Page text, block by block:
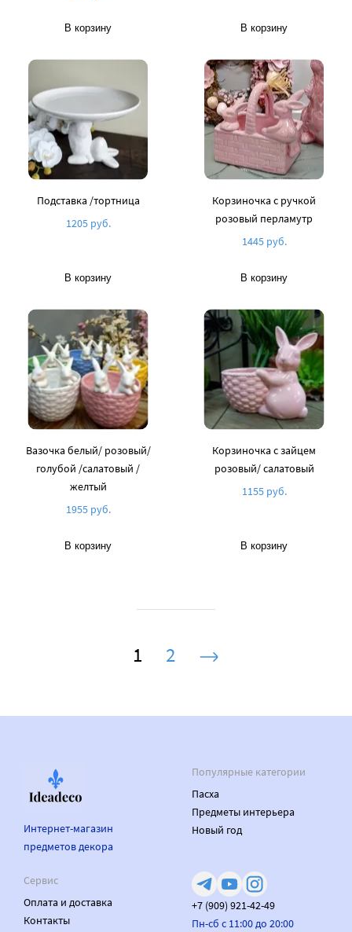
В корзину В корзину
Подставка /тортница
1205 руб.
В корзину
Корзиночка с ручкой
розовый перламутр
1445 руб.
В корзину
Вазочка белый/ розовый/
голубой /салатовый /
желтый
1955 руб.
В корзину
Корзиночка с зайцем
розовый/ салатовый
1155 руб.
В корзину
1 2
Интернет-магазин
предметов декора
Популярные категории
Пасха
Предметы интерьера
Новый год
Сервис
Оплата и доставка
Контакты
+7 (909) 921-42-49
Пн-сб с 11:00 до 20:00